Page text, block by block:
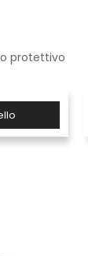
protettivo